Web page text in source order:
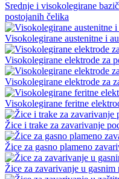
Srednje i visokolegirane
postojanih čelika
Visokolegirane austenitne i
Visokolegirane elektrode za
Visokolegirane elektrode za
Visokolegirane feritne
Žice i trake za zavarivanje
Žice za gasno plameno
Žice za zavarivanje u